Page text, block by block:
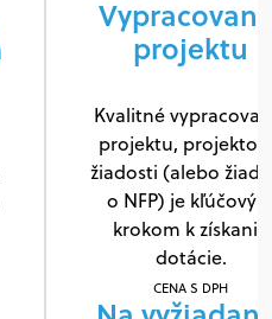
projektu
Kvalitné
projektu,
žiadosti (alebo
o NFP) je
krokom k získaniu
dotácie.
CENA S DPH